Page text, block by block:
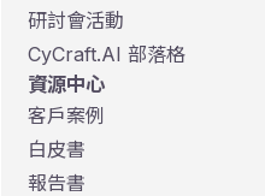
研討會活動
CyCraft.AI 部落格
資源中心
客戶案例
白皮書
報告書